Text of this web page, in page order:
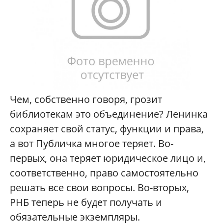
Чем, собственно говоря, грозит
библиотекам это объединение? Ленинка
сохраняет свой статус, функции и права,
а вот Публичка многое теряет. Во-
первых, она теряет юридическое лицо и,
соответственно, право самостоятельно
решать все свои вопросы. Во-вторых,
РНБ теперь не будет получать и
обязательные экземпляры.